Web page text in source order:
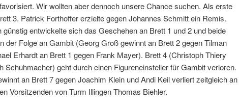
Wir wollten aber dennoch unsere Chance suchen. Als erste
3. Patrick Forthoffer erzielte gegen Johannes Schmitt ein Remis.
günstig entwickelte sich das Geschehen an Brett 1 und 2 und beide
der Folge an Gambit (Georg Groß gewinnt an Brett 2 gegen Tilman
Erhardt an Brett 1 gegen Frank Mayer). Brett 4 (Christoph Thiery
Schuhmacher) geht durch einen Figureneinsteller für Gambit verloren.
an Brett 7 gegen Joachim Klein und Andi Keil verliert zeitgleich an
Vorsitzenden von Turm Illingen Thomas Biehler.